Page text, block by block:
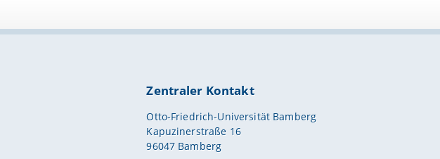
Zentraler Kontakt
Otto-Friedrich-Universität Bamberg
Kapuzinerstraße 16
96047 Bamberg